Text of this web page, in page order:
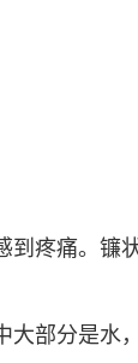
疼痛。镰
部分是水